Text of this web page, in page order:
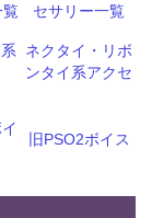
覧
セサリー一覧
ネクタイ・リボ
ンタイ系アクセ
旧PSO2ボイス